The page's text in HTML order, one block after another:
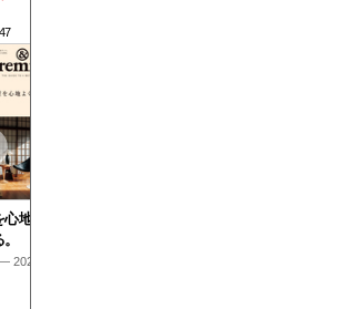
地よく、
2026.01.20